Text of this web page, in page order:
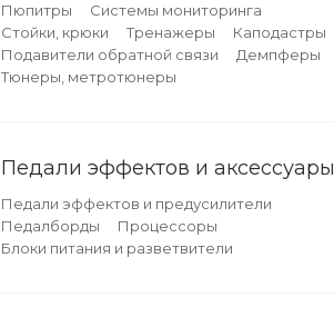
Пюпитры
Системы мониторинга
Стойки, крюки
Тренажеры
Каподастры
Подавители обратной связи
Демпферы
Тюнеры, метротюнеры
Педали эффектов и аксессуары
Педали эффектов и предусилители
Педалборды
Процессоры
Блоки питания и разветвители